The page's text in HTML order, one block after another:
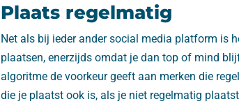
Plaats regelmatig
Net als bij ieder ander social media platform is
plaatsen, enerzijds omdat je dan top of mind
algoritme de voorkeur geeft aan merken die
die je plaatst ook is, als je niet regelmatig